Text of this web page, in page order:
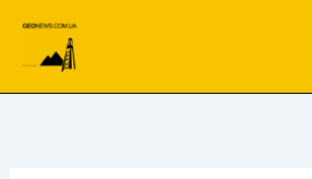
вмісту